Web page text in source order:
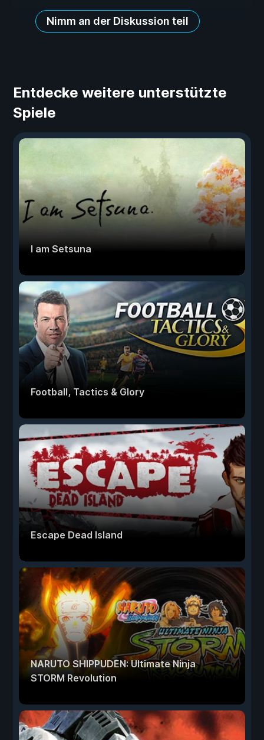
Nimm an der Diskussion teil
Entdecke weitere unterstützte
Spiele
I am Setsuna
Football, Tactics & Glory
Escape Dead Island
NARUTO SHIPPUDEN: Ultimate Ninja
STORM Revolution